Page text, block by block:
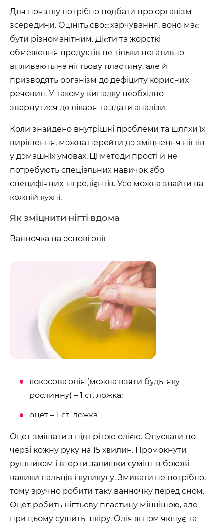
Для початку потрібно подбати про організм
зсередини. Оцініть своє харчування, воно має
бути різноманітним. Дієти та жорсткі
обмеження продуктів не тільки негативно
впливають на нігтьову пластину, але й
призводять організм до дефіциту корисних
речовин. У такому випадку необхідно
звернутися до лікаря та здати аналізи.
Коли знайдено внутрішні проблеми та шляхи їх
вирішення, можна перейти до зміцнення нігтів
у домашніх умовах. Ці методи прості й не
потребують спеціальних навичок або
специфічних інгредієнтів. Усе можна знайти на
кожній кухні.
Як зміцнити нігті вдома
Ванночка на основі олії
кокосова олія (можна взяти будь-яку
рослинну) – 1 ст. ложка;
оцет – 1 ст. ложка.
Оцет змішати з підігрітою олією. Опускати по
черзі кожну руку на 15 хвилин. Промокнути
рушником і втерти залишки суміші в бокові
валики пальців і кутикулу. Змивати не потрібно,
тому зручно робити таку ванночку перед сном.
Оцет робить нігтьову пластину міцнішою, але
при цьому сушить шкіру. Олія ж пом'якшує та